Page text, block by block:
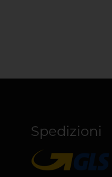
Spedizioni